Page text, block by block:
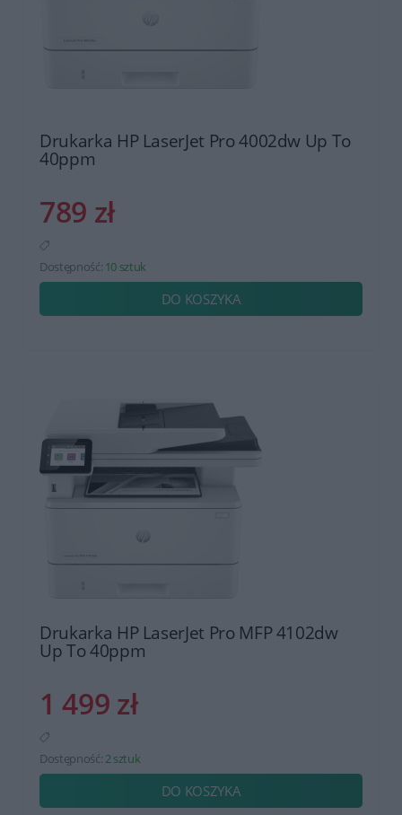
Drukarka HP LaserJet Pro 4002dw Up To
40ppm
789 zł
Dostępność: 10 sztuk
DO KOSZYKA
Drukarka HP LaserJet Pro MFP 4102dw
Up To 40ppm
1 499 zł
Dostępność: 2 sztuk
DO KOSZYKA